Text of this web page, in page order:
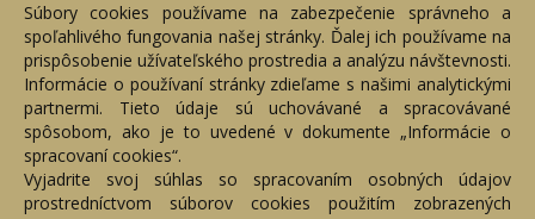
Cena: 1 600 €
ZOBRAZIŤ
Súbory cookies používame na zabezpečenie správneho a
spoľahlivého fungovania našej stránky. Ďalej ich používame na
prispôsobenie užívateľského prostredia a analýzu návštevnosti.
Informácie o používaní stránky zdieľame s našimi analytickými
partnermi. Tieto údaje sú uchovávané a spracovávané
spôsobom, ako je to uvedené v dokumente „Informácie o
spracovaní cookies“.
Vyjadrite svoj súhlas so spracovaním osobných údajov
prostredníctvom súborov cookies použitím zobrazených